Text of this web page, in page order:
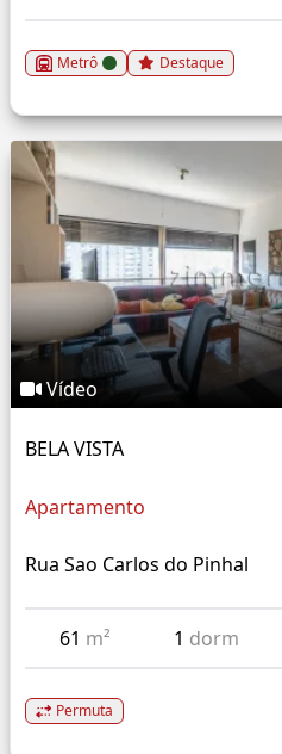
Metrô Destaque
Vídeo
BELA VISTA
Apartamento
Rua Sao Carlos do Pinhal
61 m² 1 dorm
Permuta